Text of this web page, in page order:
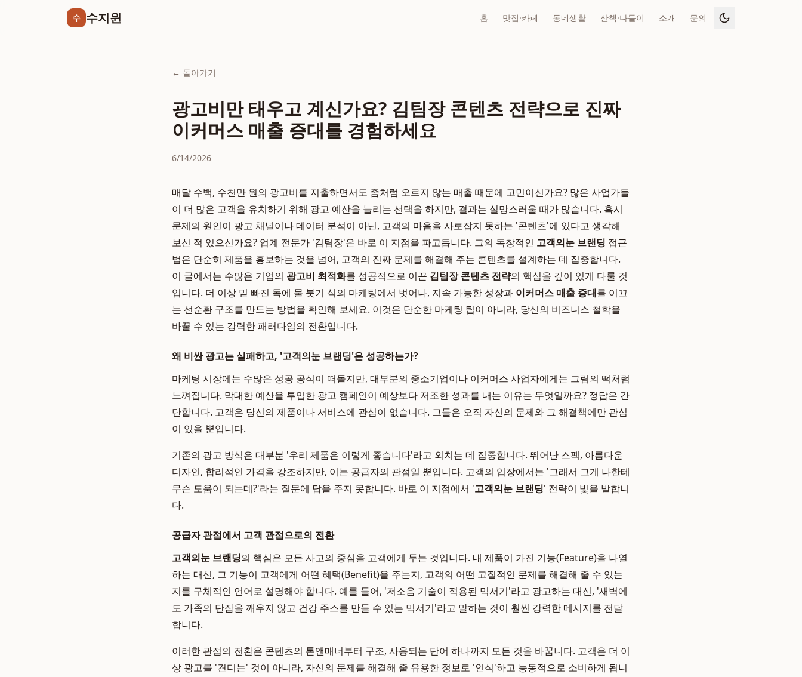
수 수지윈 홈 맛집·카페 동네생활 산책·나들이 소개 문의
← 돌아가기
광고비만 태우고 계신가요? 김팀장 콘텐츠 전략으로 진짜
이커머스 매출 증대를 경험하세요
6/14/2026
매달 수백, 수천만 원의 광고비를 지출하면서도 좀처럼 오르지 않는 매출 때문에 고민이신가요? 많은 사업가들
이 더 많은 고객을 유치하기 위해 광고 예산을 늘리는 선택을 하지만, 결과는 실망스러울 때가 많습니다. 혹시
문제의 원인이 광고 채널이나 데이터 분석이 아닌, 고객의 마음을 사로잡지 못하는 '콘텐츠'에 있다고 생각해
보신 적 있으신가요? 업계 전문가 '김팀장'은 바로 이 지점을 파고듭니다. 그의 독창적인 고객의눈 브랜딩 접근
법은 단순히 제품을 홍보하는 것을 넘어, 고객의 진짜 문제를 해결해 주는 콘텐츠를 설계하는 데 집중합니다.
이 글에서는 수많은 기업의 광고비 최적화를 성공적으로 이끈 김팀장 콘텐츠 전략의 핵심을 깊이 있게 다룰 것
입니다. 더 이상 밑 빠진 독에 물 붓기 식의 마케팅에서 벗어나, 지속 가능한 성장과 이커머스 매출 증대를 이끄
는 선순환 구조를 만드는 방법을 확인해 보세요. 이것은 단순한 마케팅 팁이 아니라, 당신의 비즈니스 철학을
바꿀 수 있는 강력한 패러다임의 전환입니다.
왜 비싼 광고는 실패하고, '고객의눈 브랜딩'은 성공하는가?
마케팅 시장에는 수많은 성공 공식이 떠돌지만, 대부분의 중소기업이나 이커머스 사업자에게는 그림의 떡처럼
느껴집니다. 막대한 예산을 투입한 광고 캠페인이 예상보다 저조한 성과를 내는 이유는 무엇일까요? 정답은 간
단합니다. 고객은 당신의 제품이나 서비스에 관심이 없습니다. 그들은 오직 자신의 문제와 그 해결책에만 관심
이 있을 뿐입니다.
기존의 광고 방식은 대부분 '우리 제품은 이렇게 좋습니다'라고 외치는 데 집중합니다. 뛰어난 스펙, 아름다운
디자인, 합리적인 가격을 강조하지만, 이는 공급자의 관점일 뿐입니다. 고객의 입장에서는 '그래서 그게 나한테
무슨 도움이 되는데?'라는 질문에 답을 주지 못합니다. 바로 이 지점에서 '고객의눈 브랜딩' 전략이 빛을 발합니
다.
공급자 관점에서 고객 관점으로의 전환
고객의눈 브랜딩의 핵심은 모든 사고의 중심을 고객에게 두는 것입니다. 내 제품이 가진 기능(Feature)을 나열
하는 대신, 그 기능이 고객에게 어떤 혜택(Benefit)을 주는지, 고객의 어떤 고질적인 문제를 해결해 줄 수 있는
지를 구체적인 언어로 설명해야 합니다. 예를 들어, '저소음 기술이 적용된 믹서기'라고 광고하는 대신, '새벽에
도 가족의 단잠을 깨우지 않고 건강 주스를 만들 수 있는 믹서기'라고 말하는 것이 훨씬 강력한 메시지를 전달
합니다.
이러한 관점의 전환은 콘텐츠의 톤앤매너부터 구조, 사용되는 단어 하나까지 모든 것을 바꿉니다. 고객은 더 이
상 광고를 '견디는' 것이 아니라, 자신의 문제를 해결해 줄 유용한 정보로 '인식'하고 능동적으로 소비하게 됩니